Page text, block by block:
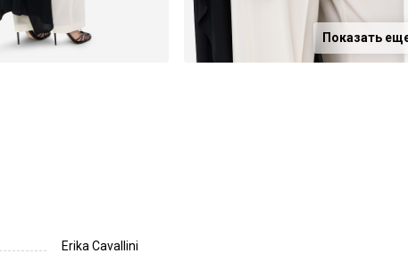
Показать
Erika Cavallini